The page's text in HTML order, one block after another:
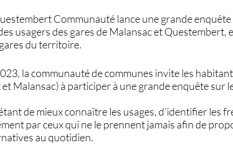
Communauté lance une grande
usagers des gares de Malansac et Questembert,
du territoire.
la communauté de communes invite les
Malansac) à participer à une grande enquête sur
de mieux connaître les usages, d’identifier les
par ceux qui ne le prennent jamais afin de
au quotidien.